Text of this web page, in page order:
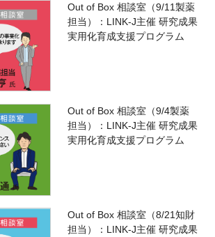
Out of Box 相談室（9/11製薬
担当）：LINK-J主催 研究成果
実用化育成支援プログラム
Out of Box 相談室（9/4製薬
担当）：LINK-J主催 研究成果
実用化育成支援プログラム
Out of Box 相談室（8/21知財
担当）：LINK-J主催 研究成果